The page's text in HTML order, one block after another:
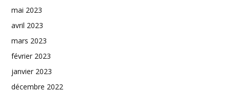
mai 2023
avril 2023
mars 2023
février 2023
janvier 2023
décembre 2022